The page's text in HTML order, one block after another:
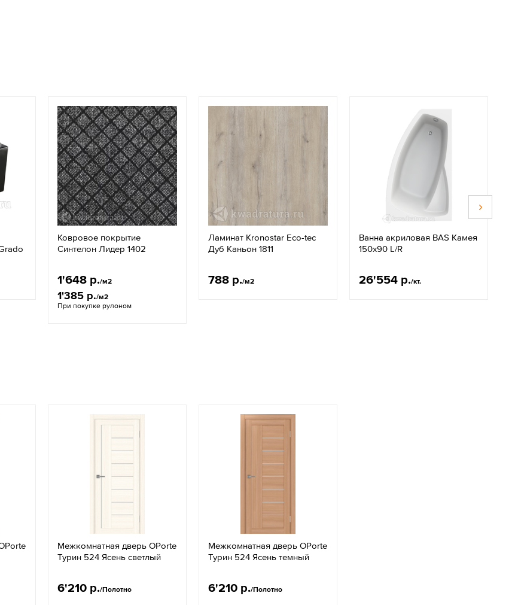
Ковровое покрытие
Синтелон Лидер 1402
1'648 р./м2
1'385 р./м2
При покупке рулоном
Ламинат Kronostar Eco-tec
Дуб Каньон 1811
788 р./м2
Ванна акриловая BAS Камея
150х90 L/R
26'554 р./кт.
Межкомнатная дверь OPorte
Турин 524 Ясень светлый
6'210 р./Полотно
Межкомнатная дверь OPorte
Турин 524 Ясень темный
6'210 р./Полотно